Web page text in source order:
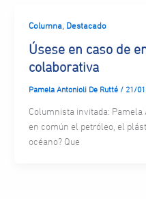
Columna, Destacado
Úsese en caso de
colaborativa
Pamela Antonioli De Rutté / 21/
Columnista invitada: Pamela
en común el petróleo, el
océano? Que